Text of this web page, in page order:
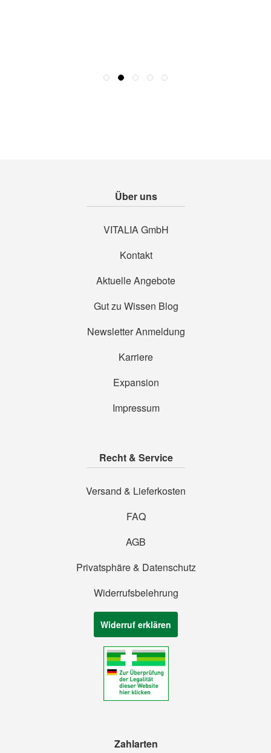
Über uns
VITALIA GmbH
Kontakt
Aktuelle Angebote
Gut zu Wissen Blog
Newsletter Anmeldung
Karriere
Expansion
Impressum
Recht & Service
Versand & Lieferkosten
FAQ
AGB
Privatsphäre & Datenschutz
Widerrufsbelehrung
Widerruf erklären
Zahlarten